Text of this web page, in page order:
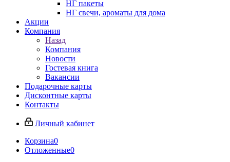
НГ пакеты
НГ свечи, ароматы для дома
Акции
Компания
Назад
Компания
Новости
Гостевая книга
Вакансии
Подарочные карты
Дисконтные карты
Контакты
Личный кабинет
Корзина0
Отложенные0